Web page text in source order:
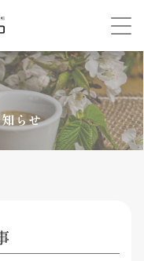
らせ